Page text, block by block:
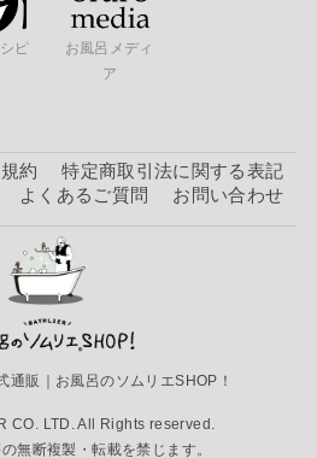
ピ
お風呂メディ
ア
約
特定商取引法に関する表記
よくあるご質問 お問い合わせ
通販｜お風呂のソムリエSHOP！
CO. LTD. All Rights reserved.
無断複製・転載を禁じます。